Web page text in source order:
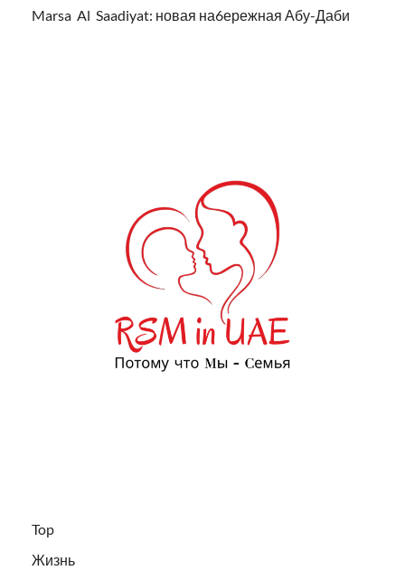
Marsa Al Saadiyat: новая на6ережная Абу-Даби
Top
Жизнь